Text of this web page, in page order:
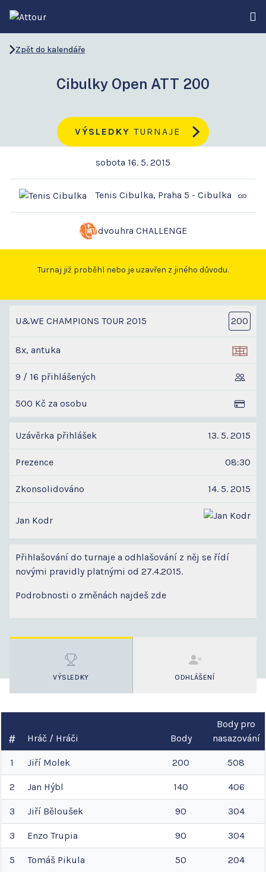
Zpět do kalendáře
Cibulky Open ATT 200
VÝSLEDKY TURNAJE
sobota 16. 5. 2015
Tenis Cibulka, Praha 5 - Cibulka
dvouhra CHALLENGE
Turnaj již proběhl nebo je uzavřen z jiného důvodu.
U&WE CHAMPIONS TOUR 2015 200
8x, antuka
9 / 16 přihlášených
500 Kč za osobu
Uzávěrka přihlášek 13. 5. 2015
Prezence 08:30
Zkonsolidováno 14. 5. 2015
Jan Kodr
Přihlašování do turnaje a odhlašování z něj se řídí
novými pravidly platnými od 27.4.2015.
Podrobnosti o změnách najdeš zde
VÝSLEDKY ODHLÁŠENÍ
Hráč / Hráči Body
Body pro
nasazování
1 Jiří Molek 200 508
2 Jan Hýbl 140 406
3 Jiří Běloušek 90 304
3 Enzo Trupia 90 304
5 Tomáš Pikula 50 204